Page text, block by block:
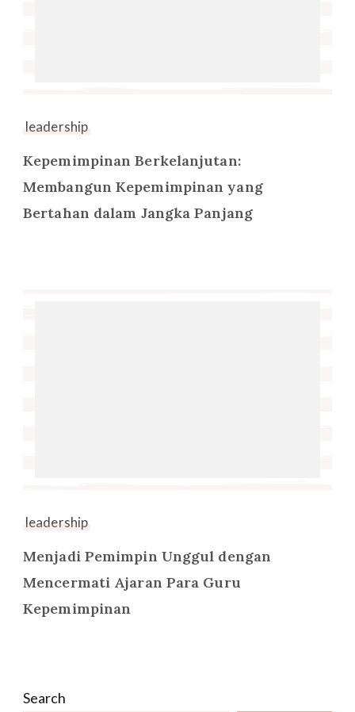
leadership
Kepemimpinan Berkelanjutan:
Membangun Kepemimpinan yang
Bertahan dalam Jangka Panjang
leadership
Menjadi Pemimpin Unggul dengan
Mencermati Ajaran Para Guru
Kepemimpinan
Search